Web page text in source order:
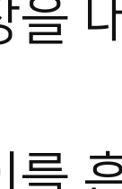
을
를